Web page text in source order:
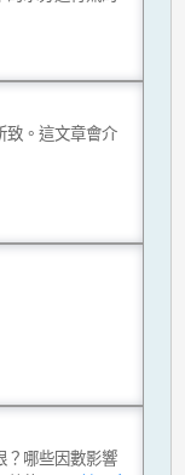
致。這文章會介
？哪些因數影響